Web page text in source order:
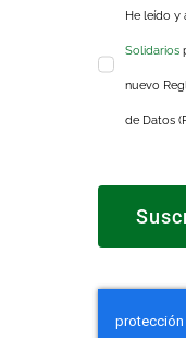
He leído
Solidarios
nuevo
de Datos